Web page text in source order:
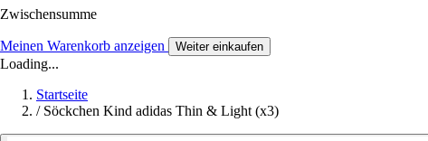
Zwischensumme
Meinen Warenkorb anzeigen Weiter einkaufen
Loading...
Startseite
/ Söckchen Kind adidas Thin & Light (x3)